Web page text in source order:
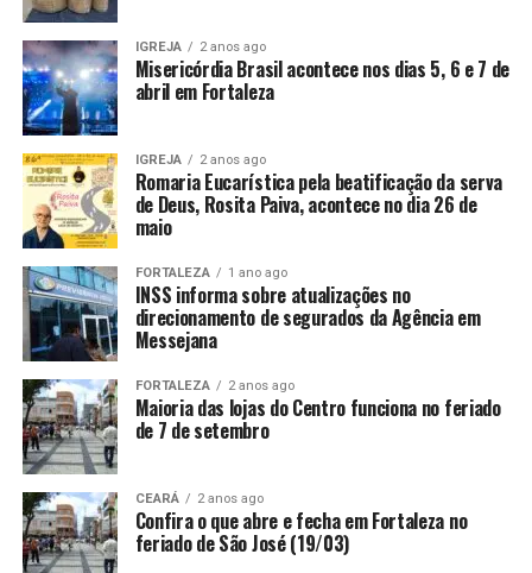
IGREJA 2 anos ago
Misericórdia Brasil acontece nos dias 5, 6 e 7 de
abril em Fortaleza
IGREJA 2 anos ago
Romaria Eucarística pela beatificação da serva
de Deus, Rosita Paiva, acontece no dia 26 de
maio
FORTALEZA 1 ano ago
INSS informa sobre atualizações no
direcionamento de segurados da Agência em
Messejana
FORTALEZA 2 anos ago
Maioria das lojas do Centro funciona no feriado
de 7 de setembro
CEARÁ 2 anos ago
Confira o que abre e fecha em Fortaleza no
feriado de São José (19/03)